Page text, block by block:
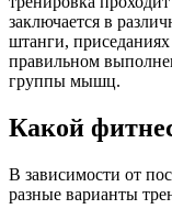
заключается в
штанги,
правильном
группы мышц.
Какой
В зависимости от
разные варианты